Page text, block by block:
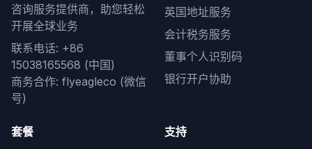
咨询服务提供商，助您轻松
开展全球业务
联系电话: +86
15038165568 (中国)
商务合作: flyeagleco (微信
号)
英国地址服务
会计税务服务
董事个人识别码
银行开户协助
套餐
支持